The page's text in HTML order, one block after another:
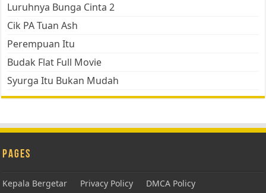
Luruhnya Bunga Cinta 2
Cik PA Tuan Ash
Perempuan Itu
Budak Flat Full Movie
Syurga Itu Bukan Mudah
Pages
Kepala Bergetar Privacy Policy DMCA Policy